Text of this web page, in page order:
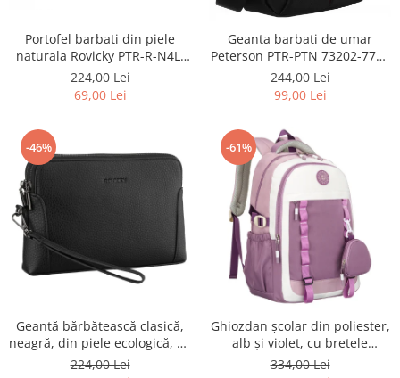
Portofel barbati din piele
naturala Rovicky PTR-R-N4L-
GAT-8922 B+B
224,00 Lei
69,00 Lei
Geanta barbati de umar
Peterson PTR-PTN 73202-7738
BL
244,00 Lei
99,00 Lei
-46%
Geantă bărbătească clasică,
neagră, din piele ecologică, cu
fermoar - Rovicky PTR-R-SDR-
224,00 Lei
-61%
Ghiozdan școlar din poliester,
alb și violet, cu bretele
reglabile - Peterson PTR-PTN
334,00 Lei